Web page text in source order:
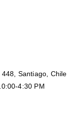
Santiago, Chile
4:30 PM